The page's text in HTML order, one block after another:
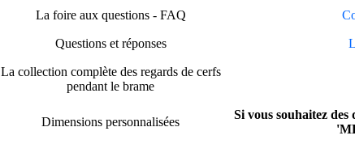
La foire aux questions - FAQ
Questions et réponses
La collection complète des regards de cerfs
pendant le brame
Dimensions personnalisées
Si vous souhaitez